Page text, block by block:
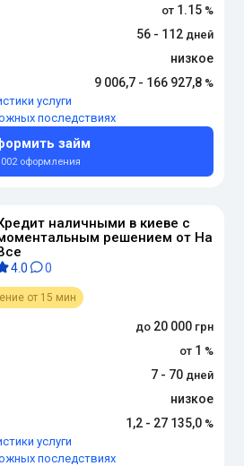
1.15
56 - 112
низкое
9 006,7 - 166 927,8
услуги
последствиях
займ
оформления
наличными в киеве с
решением от На
4.0 0
от 15 мин
20 000
1
7 - 70
низкое
1,2 - 27 135,0
услуги
последствиях